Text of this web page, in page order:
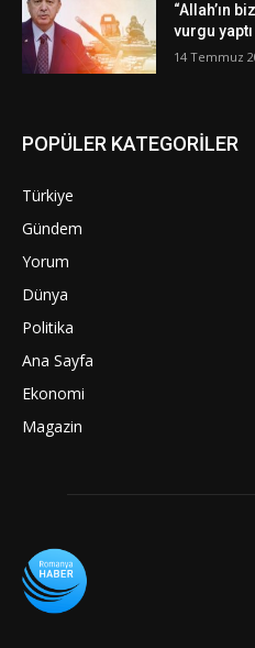
“Allah’ın
vurgu yaptı
14 Temmuz
POPÜLER KATEGORİLER
Türkiye
Gündem
Yorum
Dünya
Politika
Ana Sayfa
Ekonomi
Magazin